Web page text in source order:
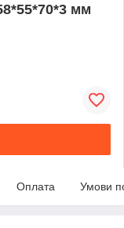
мм
Оплата Умови